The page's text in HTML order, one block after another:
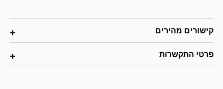
קישורים מהירים
פרטי התקשרות